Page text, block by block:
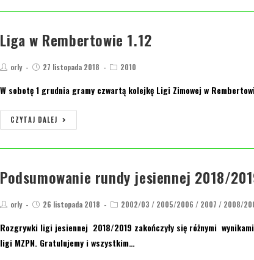
Liga w Rembertowie 1.12
orly 27 listopada 2018 2010
W sobotę 1 grudnia gramy czwartą kolejkę Ligi Zimowej w
CZYTAJ DALEJ
Podsumowanie rundy jesiennej 2018/
orly 26 listopada 2018 2002/03 / 2005/2006 / 2007 / 2008/
Rozgrywki ligi jesiennej 2018/2019 zakończyły się różnymi
ligi MZPN. Gratulujemy i wszystkim…